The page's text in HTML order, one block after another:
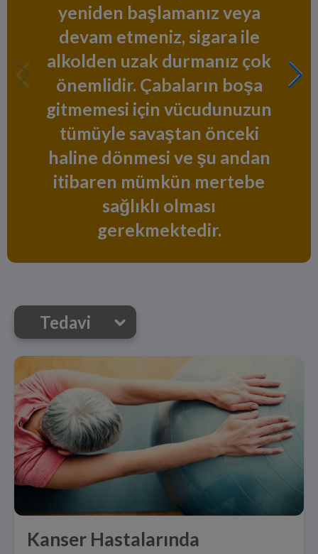
yeniden başlamanız veya
devam etmeniz, sigara ile
alkolden uzak durmanız çok
önemlidir. Çabaların boşa
gitmemesi için vücudunuzun
tümüyle savaştan önceki
haline dönmesi ve şu andan
itibaren mümkün mertebe
sağlıklı olması
gerekmektedir.
Tedavi
Kanser Hastalarında